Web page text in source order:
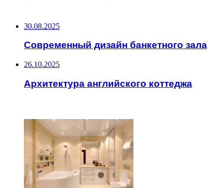
30.08.2025
Современный дизайн банкетного зала
26.10.2025
Архитектура английского коттеджа